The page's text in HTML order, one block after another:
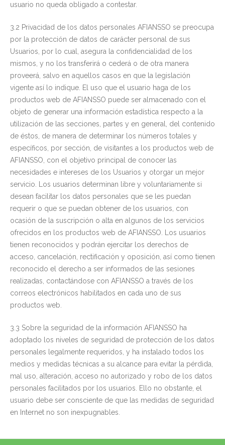
usuario no queda obligado a contestar.
3.2 Privacidad de los datos personales AFIANSSO se preocupa
por la protección de datos de carácter personal de sus
Usuarios, por lo cual, asegura la confidencialidad de los
mismos, y no los transferirá o cederá o de otra manera
proveerá, salvo en aquellos casos en que la legislación
vigente así lo indique. El uso que el usuario haga de los
productos web de AFIANSSO puede ser almacenado con el
objeto de generar una información estadística respecto a la
utilización de las secciones, partes y en general, del contenido
de éstos, de manera de determinar los números totales y
específicos, por sección, de visitantes a los productos web de
AFIANSSO, con el objetivo principal de conocer las
necesidades e intereses de los Usuarios y otorgar un mejor
servicio. Los usuarios determinan libre y voluntariamente si
desean facilitar los datos personales que se les puedan
requerir o que se puedan obtener de los usuarios, con
ocasión de la suscripción o alta en algunos de los servicios
ofrecidos en los productos web de AFIANSSO. Los usuarios
tienen reconocidos y podrán ejercitar los derechos de
acceso, cancelación, rectificación y oposición, así como tienen
reconocido el derecho a ser informados de las sesiones
realizadas, contactándose con AFIANSSO a través de los
correos electrónicos habilitados en cada uno de sus
productos web.
3.3 Sobre la seguridad de la información AFIANSSO ha
adoptado los niveles de seguridad de protección de los datos
personales legalmente requeridos, y ha instalado todos los
medios y medidas técnicas a su alcance para evitar la pérdida,
mal uso, alteración, acceso no autorizado y robo de los datos
personales facilitados por los usuarios. Ello no obstante, el
usuario debe ser consciente de que las medidas de seguridad
en Internet no son inexpugnables.